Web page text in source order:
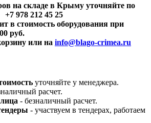
на складе в Крыму уточняйте по
978 212 45 25
в стоимость оборудования при
руб.
или на info@blago-crimea.ru
уточняйте у менеджера.
расчет.
- безналичный расчет.
- участвуем в тендерах, работаем